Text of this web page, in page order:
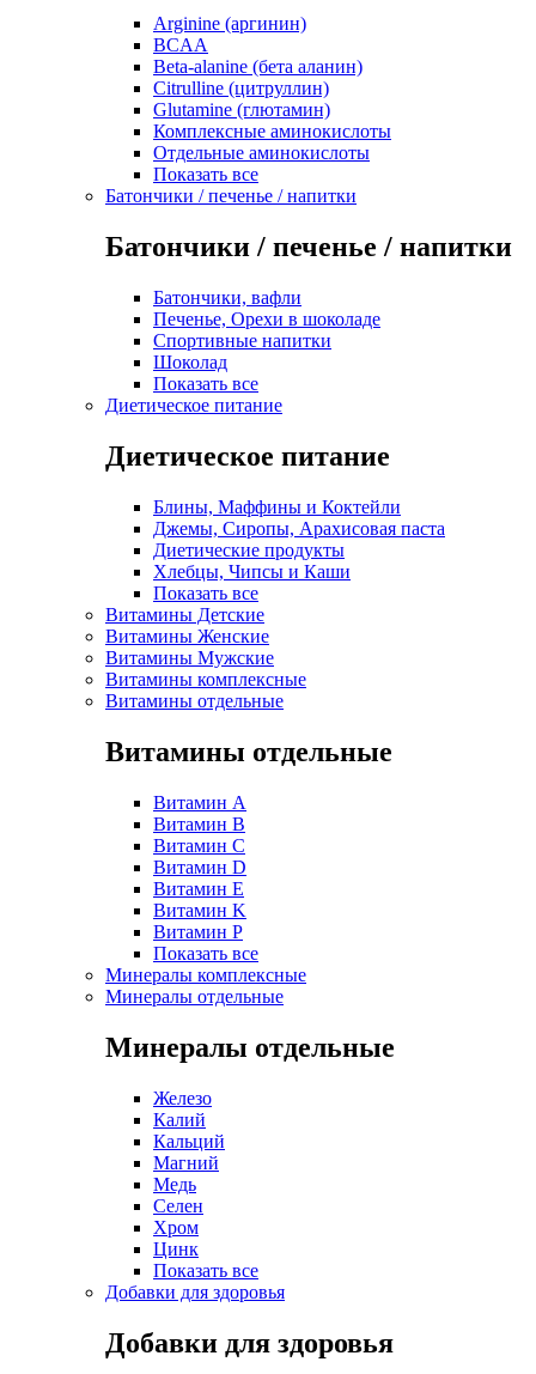
Arginine (аргинин)
BCAA
Beta-alanine (бета аланин)
Citrulline (цитруллин)
Glutamine (глютамин)
Комплексные аминокислоты
Отдельные аминокислоты
Показать все
Батончики / печенье / напитки
Батончики / печенье / напитки
Батончики, вафли
Печенье, Орехи в шоколаде
Спортивные напитки
Шоколад
Показать все
Диетическое питание
Диетическое питание
Блины, Маффины и Коктейли
Джемы, Сиропы, Арахисовая паста
Диетические продукты
Хлебцы, Чипсы и Каши
Показать все
Витамины Детские
Витамины Женские
Витамины Мужские
Витамины комплексные
Витамины отдельные
Витамины отдельные
Витамин A
Витамин B
Витамин C
Витамин D
Витамин E
Витамин K
Витамин P
Показать все
Минералы комплексные
Минералы отдельные
Минералы отдельные
Железо
Калий
Кальций
Магний
Медь
Селен
Хром
Цинк
Показать все
Добавки для здоровья
Добавки для здоровья